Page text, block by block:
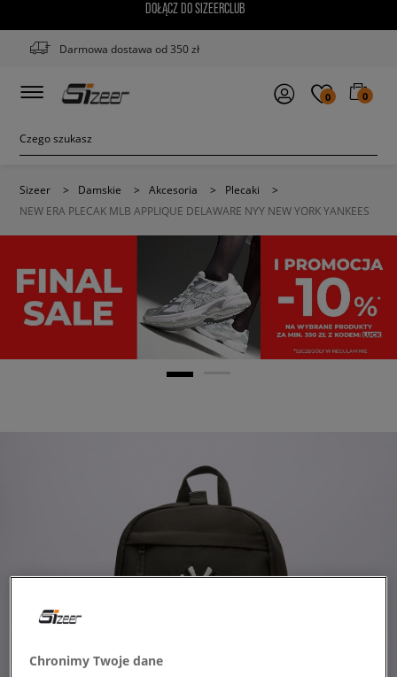
DOŁĄCZ DO SIZEERCLUB
Darmowa dostawa od 350 zł
0 0
Sizeer > Damskie > Akcesoria > Plecaki
>
NEW ERA PLECAK MLB APPLIQUE DELAWARE NYY NEW YORK YANKEES
Chronimy Twoje dane